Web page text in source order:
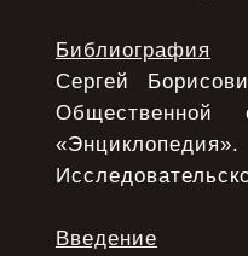
Библиография
Сергей
Общественной
Введение